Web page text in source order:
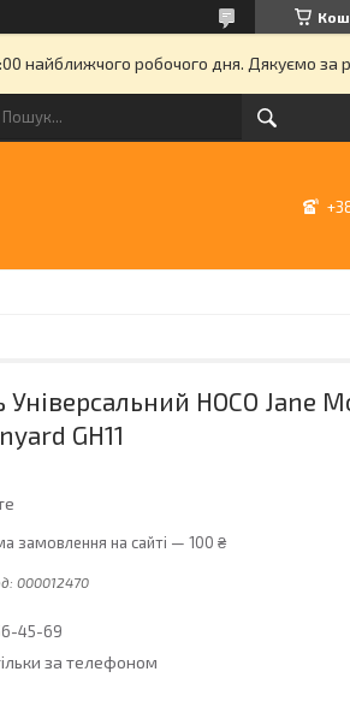
найближчого робочого дня. Дякуємо за
Універсальний HOCO Jane
GH11
замовлення на сайті — 100 ₴
000012470
45-69
за телефоном